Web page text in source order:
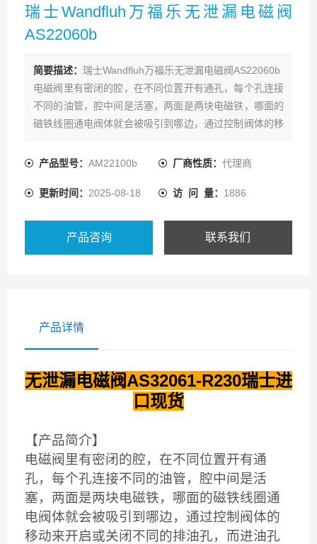
瑞士Wandfluh万福乐无泄漏电磁阀
AS22060b
简要描述： 瑞士Wandfluh万福乐无泄漏电磁阀AS22060b
电磁阀里有密闭的腔，在不同位置开有通孔，每个孔连接
不同的油管，腔中间是活塞，两面是两块电磁铁，哪面的
磁铁线圈通电阀体就会被吸引到哪边，通过控制阀体的移
油就会进入不同的排油管，然后通过油的压力来推动油缸
产品型号： AM22100b 厂商性质： 代理商
更新时间： 2025-08-18 访 问 量： 1886
产品咨询 联系我们
产品详情
无泄漏电磁阀AS32061-R230瑞士进
口现货
【产品简介】
电磁阀里有密闭的腔，在不同位置开有通
孔，每个孔连接不同的油管，腔中间是活
塞，两面是两块电磁铁，哪面的磁铁线圈通
电阀体就会被吸引到哪边，通过控制阀体的
移动来开启或关闭不同的排油孔，而进油孔